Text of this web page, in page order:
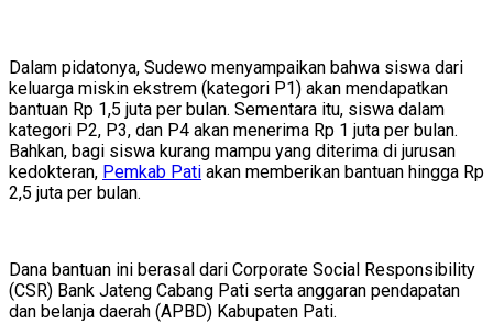
Dalam pidatonya, Sudewo menyampaikan bahwa siswa dari
keluarga miskin ekstrem (kategori P1) akan mendapatkan
bantuan Rp 1,5 juta per bulan. Sementara itu, siswa dalam
kategori P2, P3, dan P4 akan menerima Rp 1 juta per bulan.
Bahkan, bagi siswa kurang mampu yang diterima di jurusan
kedokteran, Pemkab Pati akan memberikan bantuan hingga Rp
2,5 juta per bulan.
Dana bantuan ini berasal dari Corporate Social Responsibility
(CSR) Bank Jateng Cabang Pati serta anggaran pendapatan
dan belanja daerah (APBD) Kabupaten Pati.